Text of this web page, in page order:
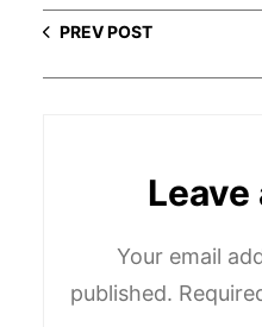
PREV POST
Leave
Your email
published.